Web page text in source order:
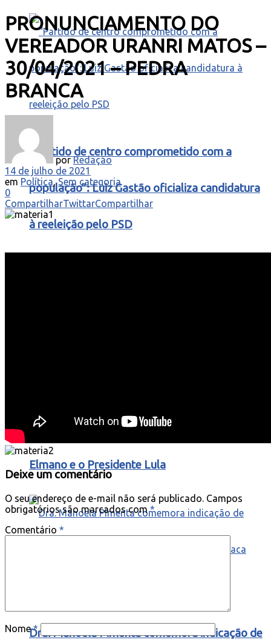
“Partido de centro comprometido com a
população”: Luiz Gastão oficializa candidatura
à reeleição pelo PSD
Convenção Oficial do PT com o Governador
Elmano e o Presidente Lula
Dra. Manoela Pimenta comemora indicação de
PRONUNCIAMENTO DO
VEREADOR URANRI MATOS –
30/04/2021 – PEDRA
BRANCA
por Redação
14 de julho de 2021
em Política,Sem categoria
0
CompartilharTwittarCompartilhar
Deixe um comentário
O seu endereço de e-mail não será publicado. Campos
obrigatórios são marcados com*
Comentário *
Nome*